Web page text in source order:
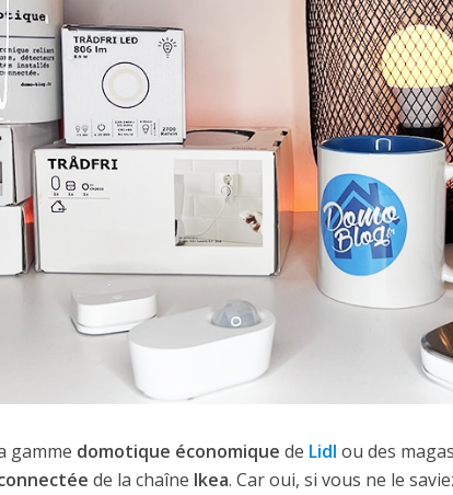
gamme domotique économique de Lidl ou des
de la chaîne Ikea. Car oui, si vous ne le